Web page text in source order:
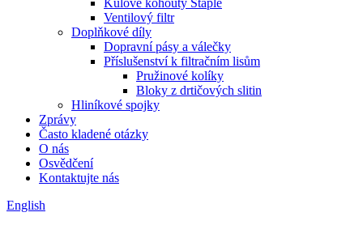
Kulové kohouty Staple
Ventilový filtr
Doplňkové díly
Dopravní pásy a válečky
Příslušenství k filtračním lisům
Pružinové kolíky
Bloky z drtičových slitin
Hliníkové spojky
Zprávy
Často kladené otázky
O nás
Osvědčení
Kontaktujte nás
English